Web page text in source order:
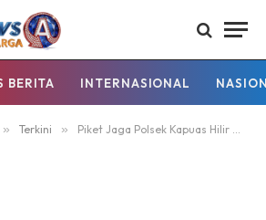
BERITA INTERNASIONAL
» Terkini » Piket Jaga Polsek Kapuas Hilir Laksanakan Siaga Mako Malam